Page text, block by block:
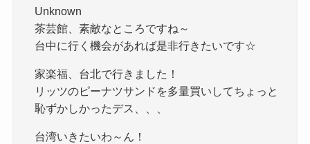
Unknown
茶芸館、素敵なところですね～
台中に行く機会があれば是非行きたいです☆
家楽福、台北で行きました！
リッツのピーナツサンドを多量買いしてちょっと
恥ずかしかったデス、、、
台湾いきたいわ～ん！